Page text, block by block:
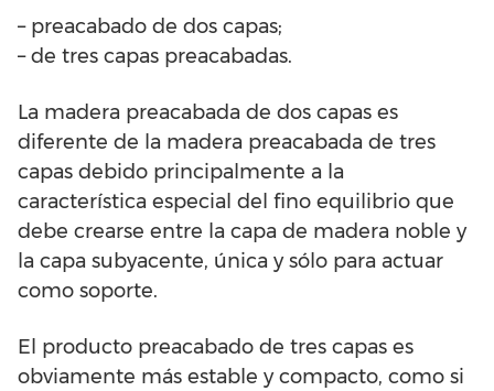
– preacabado de dos capas;
– de tres capas preacabadas.
La madera preacabada de dos capas es
diferente de la madera preacabada de tres
capas debido principalmente a la
característica especial del fino equilibrio que
debe crearse entre la capa de madera noble y
la capa subyacente, única y sólo para actuar
como soporte.
El producto preacabado de tres capas es
obviamente más estable y compacto, como si